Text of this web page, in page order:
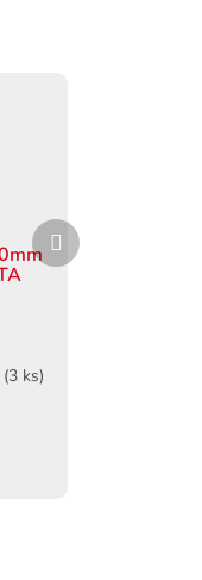
(3 ks)
Další
produkt